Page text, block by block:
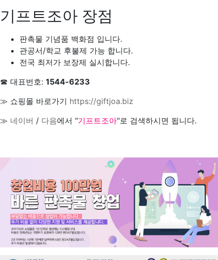
기프트조아 장점
판촉물 기념품 백화점 입니다.
관공서/학교 후불제 가능 합니다.
전국 최저가 보장제 실시합니다.
☎ 대표번호: 1544-6233
≫ 쇼핑몰 바로가기 https://giftjoa.biz
≫ 네이버 / 다음에서 "기프트조아"로 검색하시면 됩니다.